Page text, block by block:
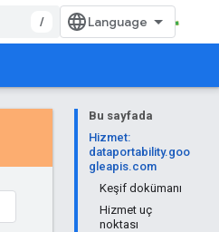
/
Bu sayfada
Hizmet:
dataportability.goo
gleapis.com
Keşif dokümanı
Hizmet uç
noktası